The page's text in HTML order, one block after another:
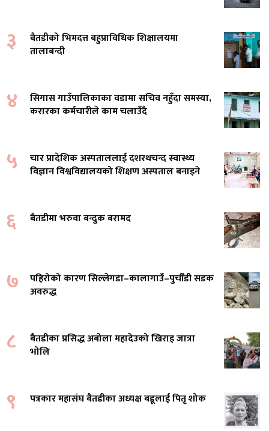
३
बैतडीको भिमदत्त बहुप्राविधिक शिक्षालयमा
तालाबन्दी
४
सिगास गाउँपालिकाका वडामा सचिव नहुँदा समस्या,
करारका कर्मचारीले काम चलाउँदै
५
चार प्रादेशिक अस्पताललाई दशरथचन्द स्वास्थ्य
विज्ञान विश्वविद्यालयको शिक्षण अस्पताल बनाइने
६ बैतडीमा भरुवा बन्दुक बरामद
७
पहिरोको कारण सिल्लेगडा–कालागाउँ–पुर्चौंडी सडक
अवरुद्ध
८
बैतडीका प्रसिद्ध अबोला महादेउको खिराइ जात्रा
भोलि
९ पत्रकार महासंघ बैतडीका अध्यक्ष बडूलाई पितृ शोक